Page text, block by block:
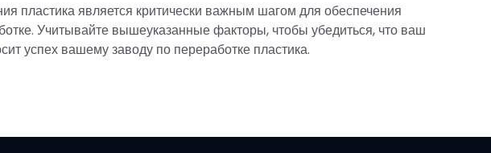
пластика является критически важным шагом для обеспечения
Учитывайте вышеуказанные факторы, чтобы убедиться, что ваш
успех вашему заводу по переработке пластика.